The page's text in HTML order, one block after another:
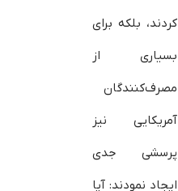
کردند، بلکه برای
بسیاری از
مصرف‌کنندگان
آمریکایی نیز
پرسشی جدی
ایجاد نمودند: آیا